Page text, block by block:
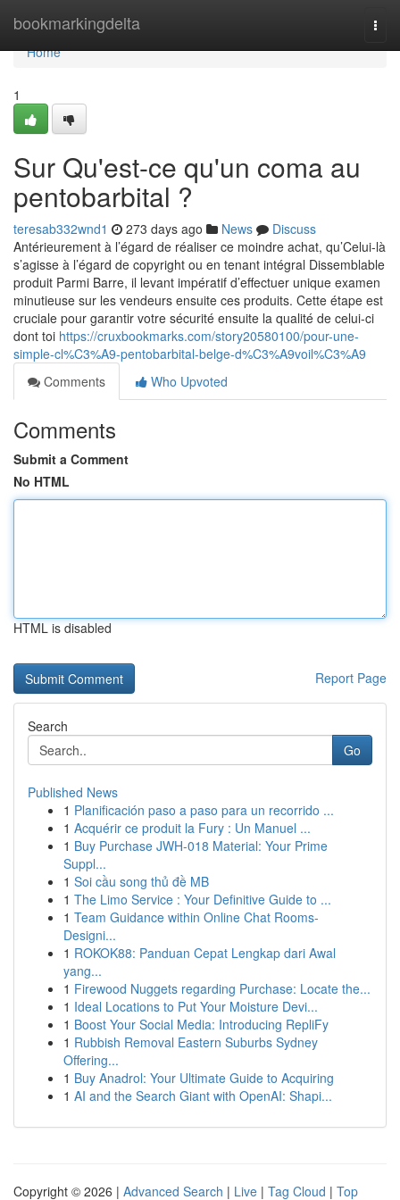
bookmarkingdelta
Home
Home
1
Sur Qu'est-ce qu'un coma au
pentobarbital ?
teresab332wnd1 273 days ago News
Discuss
Antérieurement à l’égard de réaliser ce moindre achat, qu’Celui-là
s’agisse à l’égard de copyright ou en tenant intégral Dissemblable
produit Parmi Barre, il levant impératif d’effectuer unique examen
minutieuse sur les vendeurs ensuite ces produits. Cette étape est
cruciale pour garantir votre sécurité ensuite la qualité de celui-ci
dont toi https://cruxbookmarks.com/story20580100/pour-une-
simple-cl%C3%A9-pentobarbital-belge-d%C3%A9voil%C3%A9
Comments
Who Upvoted
Comments
Submit a Comment
No HTML
HTML is disabled
Report Page
Search
Go
Published News
1 Planificación paso a paso para un recorrido ...
1 Acquérir ce produit la Fury : Un Manuel ...
1 Buy Purchase JWH-018 Material: Your Prime
Suppl...
1 Soi cầu song thủ đề MB
1 The Limo Service : Your Definitive Guide to ...
1 Team Guidance within Online Chat Rooms-
Designi...
1 ROKOK88: Panduan Cepat Lengkap dari Awal
yang...
1 Firewood Nuggets regarding Purchase: Locate the...
1 Ideal Locations to Put Your Moisture Devi...
1 Boost Your Social Media: Introducing RepliFy
1 Rubbish Removal Eastern Suburbs Sydney
Offering...
1 Buy Anadrol: Your Ultimate Guide to Acquiring
1 AI and the Search Giant with OpenAI: Shapi...
Copyright © 2026 | Advanced Search | Live | Tag Cloud | Top